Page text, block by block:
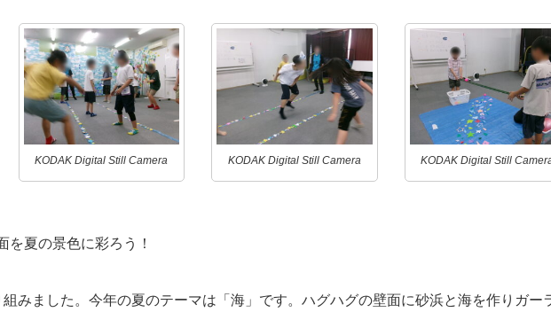
KODAK Digital Still Camera KODAK Digital Still Camera KODAK Digital Still
夏の景色に彩ろう！
みました。今年の夏のテーマは「海」です。ハグハグの壁面に砂浜と海を作りガー